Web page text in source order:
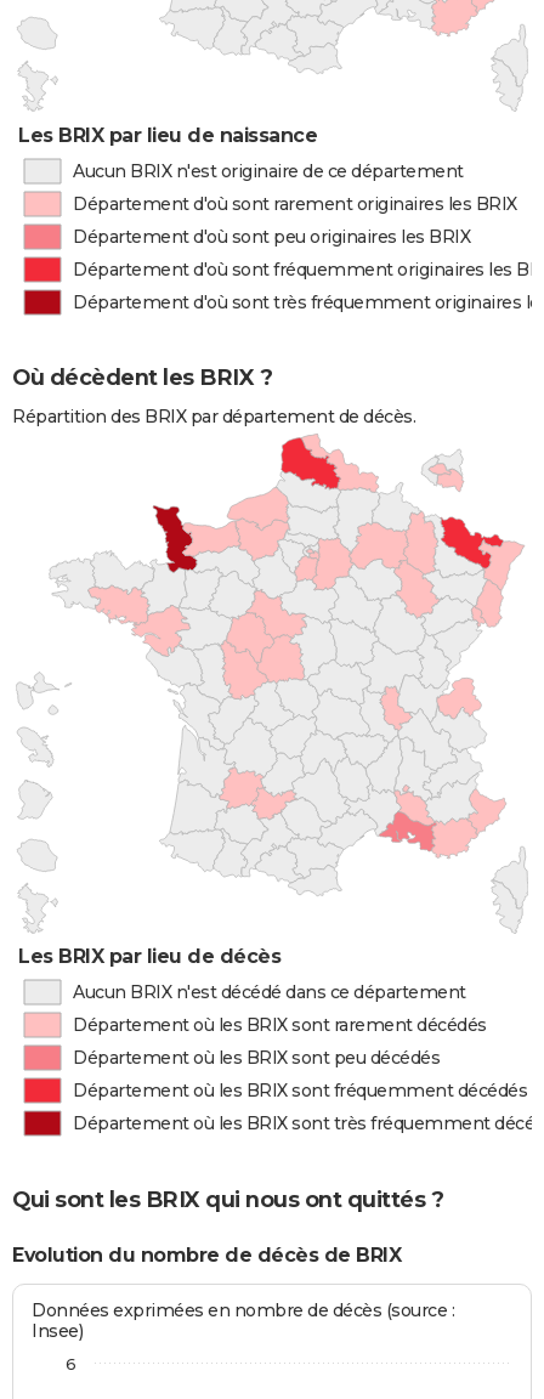
Les BRIX par lieu de naissance
Aucun BRIX n'est originaire de ce département
Département d'où sont rarement originaires les BRIX
Département d'où sont peu originaires les BRIX
Département d'où sont fréquemment originaires les
Département d'où sont très fréquemment originaires
Où décèdent les BRIX ?
Répartition des BRIX par département de décès.
Les BRIX par lieu de décès
Aucun BRIX n'est décédé dans ce département
Département où les BRIX sont rarement décédés
Département où les BRIX sont peu décédés
Département où les BRIX sont fréquemment décédés
Département où les BRIX sont très fréquemment
Qui sont les BRIX qui nous ont quittés ?
Evolution du nombre de décès de BRIX
Données exprimées en nombre de décès (source :
Insee)
6